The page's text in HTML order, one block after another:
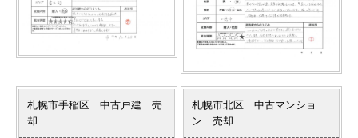
札幌市手稲区 中古戸建 売
却
札幌市北区 中古マンショ
ン 売却